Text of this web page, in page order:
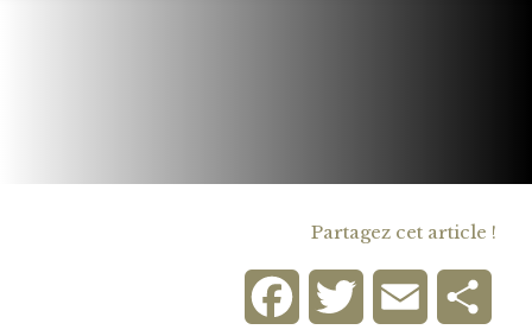
Partagez cet article !
FacebookTwitter Email